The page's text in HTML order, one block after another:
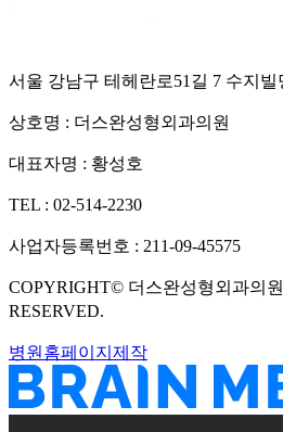
서울 강남구 테헤란로51길 7 수지빌
상호명 : 더스완성형외과의원
대표자명 : 황성호
TEL : 02-514-2230
사업자등록번호 : 211-09-45575
COPYRIGHT© 더스완성형외과의원
RESERVED.
병원홈페이지제작